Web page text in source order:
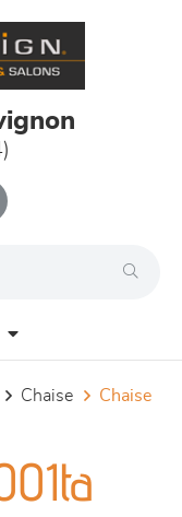
chaise chaise